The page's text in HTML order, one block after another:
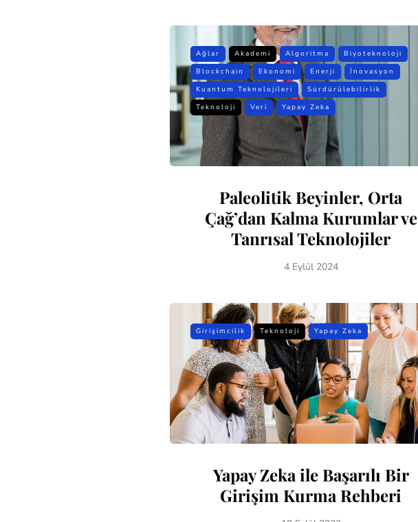
Ağlar Akademi Algoritma
Biyoteknoloji
Blockchain
Ekonomi Enerji
İnovasyon
Kuantum Teknolojileri
Sürdürülebilirlik
Teknoloji
Veri Yapay Zeka
Paleolitik Beyinler, Orta
Çağ’dan Kalma Kurumlar ve
Tanrısal Teknolojiler
4 Eylül 2024
Girişimcilik Teknoloji Yapay Zeka
Yapay Zeka ile Başarılı Bir
Girişim Kurma Rehberi